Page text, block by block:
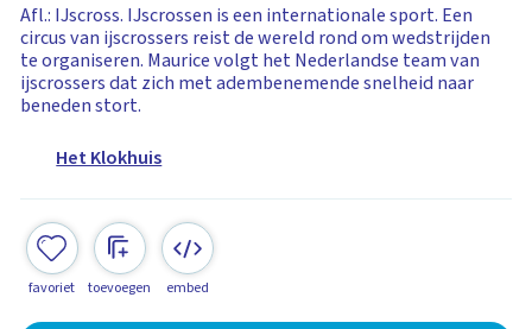
Afl.: IJscross. IJscrossen is een internationale sport. Een
circus van ijscrossers reist de wereld rond om wedstrijden
te organiseren. Maurice volgt het Nederlandse team van
ijscrossers dat zich met adembenemende snelheid naar
beneden stort.
Het Klokhuis
favoriet toevoegen embed